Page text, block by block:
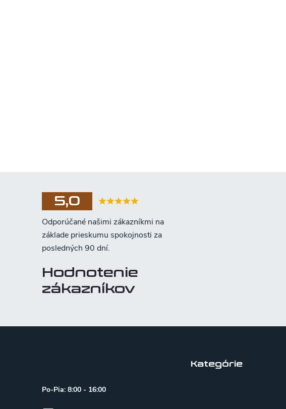
5,0
Hodnotenie
zákazníkov
Po-Pia: 8:00 - 16:00
Kategórie